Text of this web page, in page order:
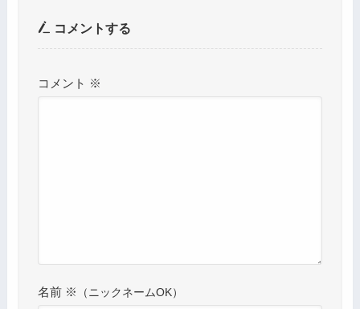
コメントする
コメント ※
名前 ※